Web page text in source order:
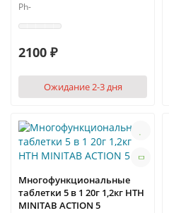
Ph-
2100 ₽
Ожидание 2-3 дня
Многофункциональные
таблетки 5 в 1 20г 1,2кг HTH
MINITAB ACTION 5